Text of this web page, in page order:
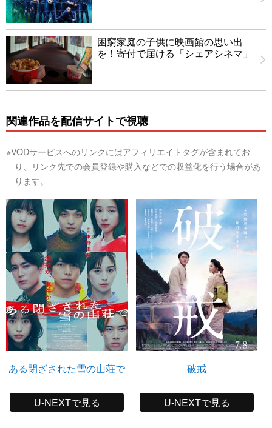
困窮家庭の子供に映画館の思い出
を！寄付で届ける「シェアシネマ」
関連作品を配信サイトで視聴
※VODサービスへのリンクにはアフィリエイトタグが含まれてお
り、リンク先での会員登録や購入などでの収益化を行う場合があ
ります。
ある閉ざされた雪の山荘で
U-NEXTで見る
破戒
U-NEXTで見る